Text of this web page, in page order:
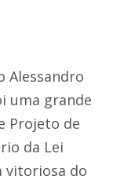
Alessandro
uma grande
Projeto de
da Lei
vitoriosa do